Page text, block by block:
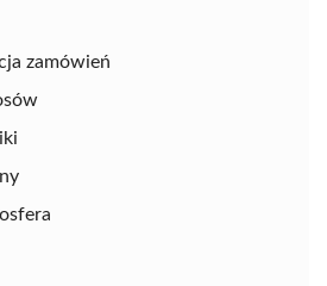
zamówień